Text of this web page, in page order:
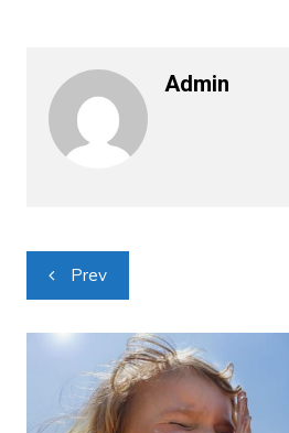
Admin
Navigacija
objava
Prev